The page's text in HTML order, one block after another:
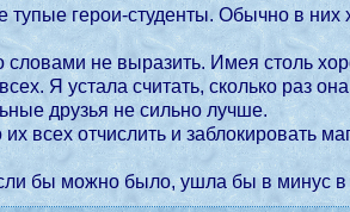
герои-студенты. Обычно в них
словами не выразить. Имея столь
Я устала считать, сколько раз
друзья не сильно лучше.
всех отчислить и заблокировать
бы можно было, ушла бы в минус в